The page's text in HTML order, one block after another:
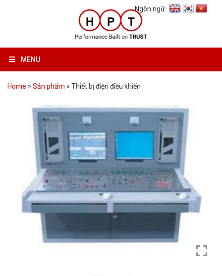
Ngôn ngữ:
MENU
Home » Sản phẩm » Thiết bị điện điều khiển